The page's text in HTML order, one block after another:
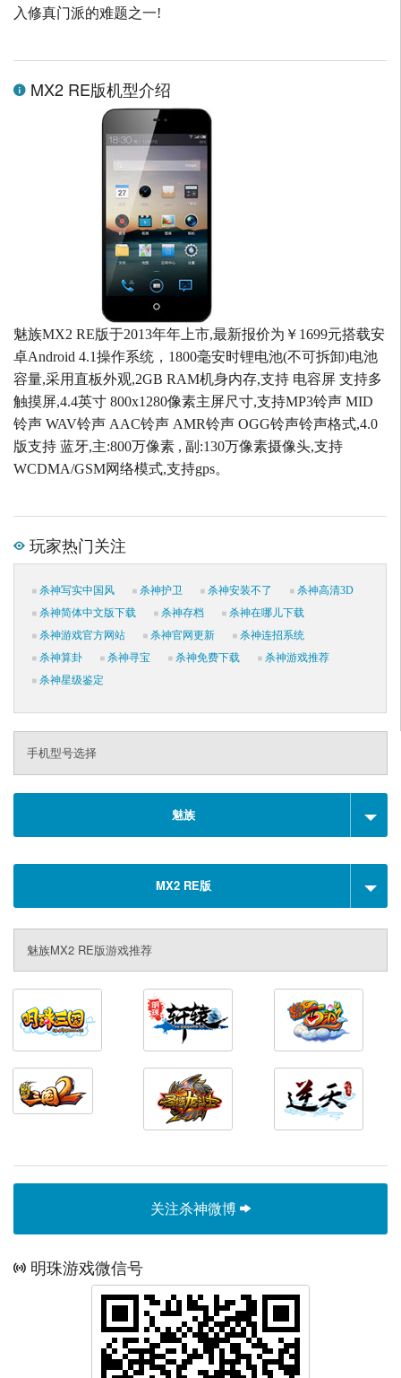
入修真门派的难题之一!
MX2 RE版机型介绍
魅族MX2 RE版于2013年年上市,最新报价为￥1699元搭载安
卓Android 4.1操作系统，1800毫安时锂电池(不可拆卸)电池
容量,采用直板外观,2GB RAM机身内存,支持 电容屏 支持多
触摸屏,4.4英寸 800x1280像素主屏尺寸,支持MP3铃声 MID
铃声 WAV铃声 AAC铃声 AMR铃声 OGG铃声铃声格式,4.0
版支持 蓝牙,主:800万像素 , 副:130万像素摄像头,支持
WCDMA/GSM网络模式,支持gps。
玩家热门关注
杀神写实中国风 杀神护卫 杀神安装不了
杀神高清3D
杀神简体中文版下载
杀神存档
杀神在哪儿下载
杀神游戏官方网站
杀神官网更新
杀神连招系统
杀神算卦
杀神寻宝 杀神免费下载
杀神游戏推荐
杀神星级鉴定
手机型号选择
魅族
MX2 RE版
魅族MX2 RE版游戏推荐
关注杀神微博
明珠游戏微信号